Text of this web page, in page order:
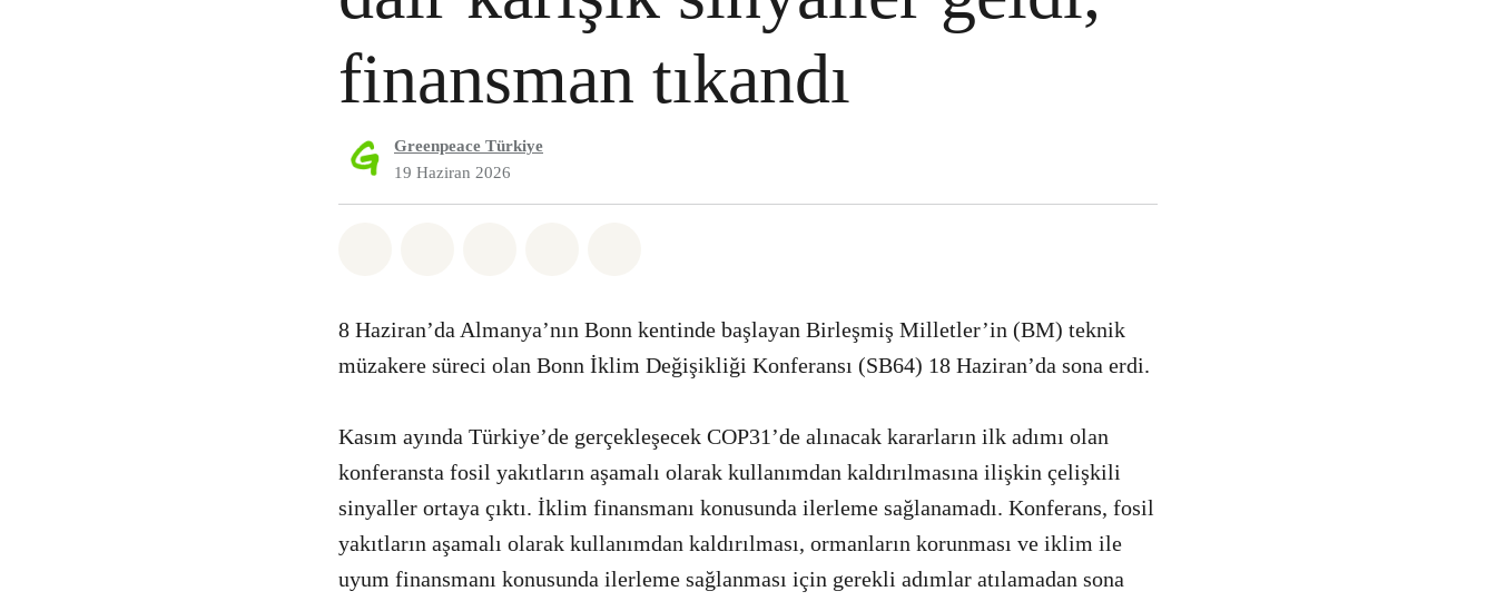
finansman tıkandı
Greenpeace Türkiye
19 Haziran 2026
8 Haziran’da Almanya’nın Bonn kentinde başlayan Birleşmiş Milletler’in (BM) teknik
müzakere süreci olan Bonn İklim Değişikliği Konferansı (SB64) 18 Haziran’da sona erdi.
Kasım ayında Türkiye’de gerçekleşecek COP31’de alınacak kararların ilk adımı olan
konferansta fosil yakıtların aşamalı olarak kullanımdan kaldırılmasına ilişkin çelişkili
sinyaller ortaya çıktı. İklim finansmanı konusunda ilerleme sağlanamadı. Konferans, fosil
yakıtların aşamalı olarak kullanımdan kaldırılması, ormanların korunması ve iklim ile
uyum finansmanı konusunda ilerleme sağlanması için gerekli adımlar atılamadan sona